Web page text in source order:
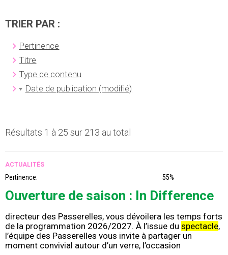
TRIER PAR :
Pertinence
Titre
Type de contenu
Date de publication (modifié)
Résultats 1 à 25 sur 213 au total
ACTUALITÉS
Pertinence: 55%
Ouverture de saison : In Difference
directeur des Passerelles, vous dévoilera les temps forts
de la programmation 2026/2027. À l’issue du spectacle,
l’équipe des Passerelles vous invite à partager un
moment convivial autour d’un verre, l’occasion